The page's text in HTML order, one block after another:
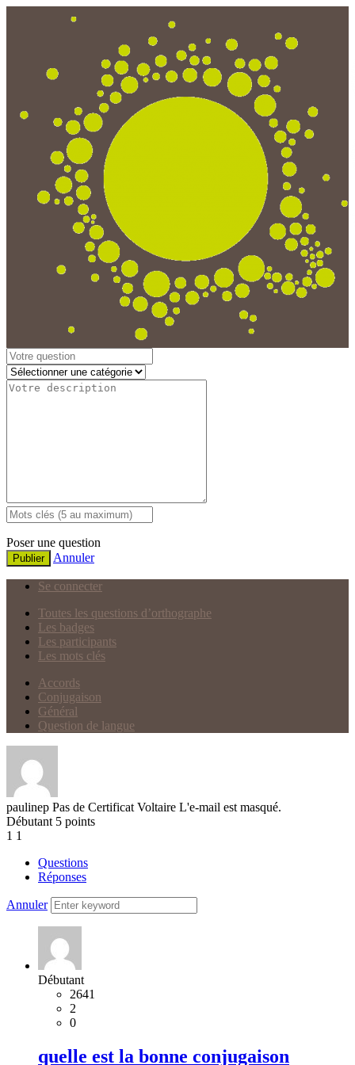
Poser une question
Publier Annuler
Se connecter
Toutes les questions d’orthographe
Les badges
Les participants
Les mots clés
Accords
Conjugaison
Général
Question de langue
paulinep Pas de Certificat Voltaire L'e-mail est masqué.
Débutant 5 points
1 1
Questions
Réponses
Annuler
Débutant
2641
2
0
quelle est la bonne conjugaison